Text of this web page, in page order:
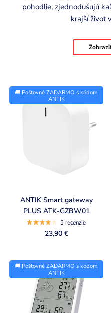
pohodlie, zjednodušujú
krajší život
P 🚚 Poštovné ZADARMO s kódom
ANTIK
ANTIK Smart gateway
PLUS ATK-GZBW01
5 recenzie
23,90 €
🚚 Poštovné ZADARMO s kódom
ANTIK